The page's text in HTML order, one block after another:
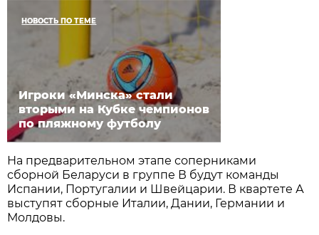
НОВОСТЬ ПО ТЕМЕ
Игроки «Минска» стали
вторыми на Кубке чемпионов
по пляжному футболу
На предварительном этапе соперниками
сборной Беларуси в группе В будут команды
Испании, Португалии и Швейцарии. В квартете А
выступят сборные Италии, Дании, Германии и
Молдовы.